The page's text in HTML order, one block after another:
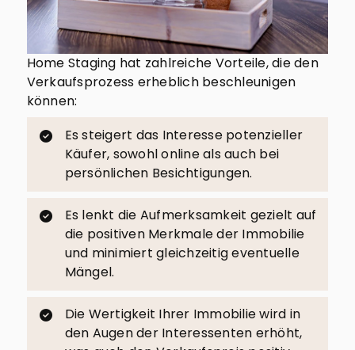
Home Staging hat zahlreiche Vorteile, die den
Verkaufsprozess erheblich beschleunigen
können:
Es steigert das Interesse potenzieller
Käufer, sowohl online als auch bei
persönlichen Besichtigungen.
Es lenkt die Aufmerksamkeit gezielt auf
die positiven Merkmale der Immobilie
und minimiert gleichzeitig eventuelle
Mängel.
Die Wertigkeit Ihrer Immobilie wird in
den Augen der Interessenten erhöht,